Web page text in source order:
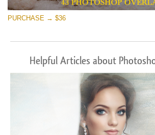
PURCHASE → $36
Helpful Articles about